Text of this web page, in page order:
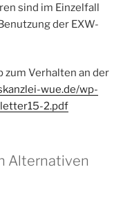
sind im Einzelfall
der EXW-
zum Verhalten an der
wue.de/wp-
2.pdf
Alternativen